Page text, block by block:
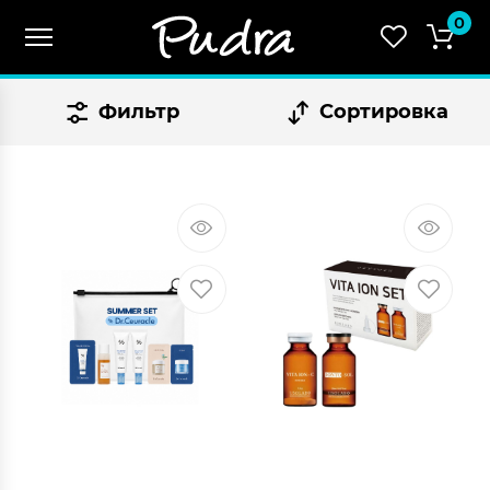
0
СУММА: 0.00
Оформить
Фильтр Сортировка